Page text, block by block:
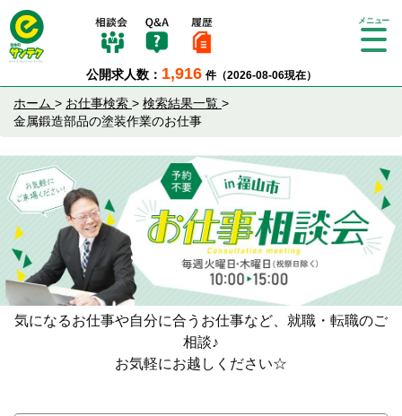
公開求人数： 1,916 件（2026-08-06現在）
Tog
ホーム > お仕事検索 > 検索結果一覧 >
金属鍛造部品の塗装作業のお仕事
気になるお仕事や自分に合うお仕事など、就職・転職のご
相談♪
お気軽にお越しください☆